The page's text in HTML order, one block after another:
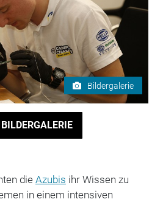
Bildergalerie
die Azubis ihr Wissen zu
in einem intensiven